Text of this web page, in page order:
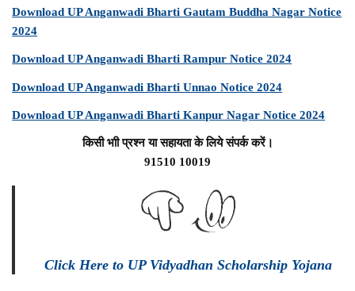
Download UP Anganwadi Bharti Gautam Buddha Nagar Notice
2024
Download UP Anganwadi Bharti Rampur Notice 2024
Download UP Anganwadi Bharti Unnao Notice 2024
Download UP Anganwadi Bharti Kanpur Nagar Notice 2024
किसी भाी प्रश्न या सहायता के लिये संपर्क करें।
91510 10019
Click Here to UP Vidyadhan Scholarship Yojana